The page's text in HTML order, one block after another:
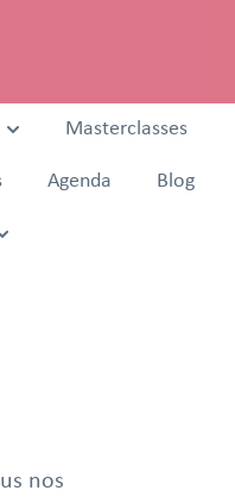
Masterclasses
Agenda Blog
nos